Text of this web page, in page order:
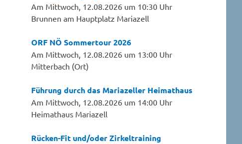
Am Mittwoch, 12.08.2026 um 10:30 Uhr
Brunnen am Hauptplatz Mariazell
ORF NÖ Sommertour 2026
Am Mittwoch, 12.08.2026 um 13:00 Uhr
Mitterbach (Ort)
Führung durch das Mariazeller Heimathaus
Am Mittwoch, 12.08.2026 um 14:00 Uhr
Heimathaus Mariazell
Rücken-Fit und/oder Zirkeltraining